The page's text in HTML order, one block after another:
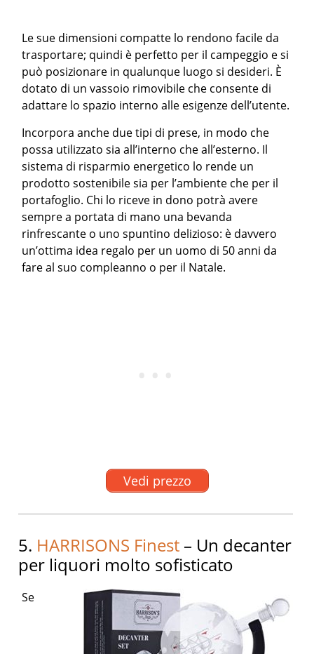
Le sue dimensioni compatte lo rendono facile da
trasportare; quindi è perfetto per il campeggio e si
può posizionare in qualunque luogo si desideri. È
dotato di un vassoio rimovibile che consente di
adattare lo spazio interno alle esigenze dell’utente.
Incorpora anche due tipi di prese, in modo che
possa utilizzato sia all’interno che all’esterno. Il
sistema di risparmio energetico lo rende un
prodotto sostenibile sia per l’ambiente che per il
portafoglio. Chi lo riceve in dono potrà avere
sempre a portata di mano una bevanda
rinfrescante o uno spuntino delizioso: è davvero
un’ottima idea regalo per un uomo di 50 anni da
fare al suo compleanno o per il Natale.
Vedi prezzo
5. HARRISONS Finest – Un decanter
per liquori molto sofisticato
Se